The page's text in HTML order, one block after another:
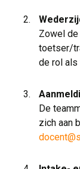
Zowel
toetser/
de rol
De
zich aan